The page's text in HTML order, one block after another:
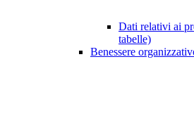
Dati relativi ai
tabelle)
Benessere